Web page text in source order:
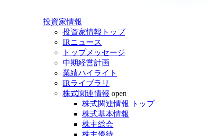
投資家情報
投資家情報トップ
IRニュース
トップメッセージ
中期経営計画
業績ハイライト
IRライブラリ
株式関連情報 open
株式関連情報 トップ
株式基本情報
株主総会
株主優待